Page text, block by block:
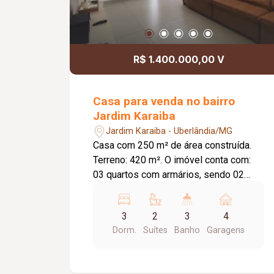
R$ 1.400.000,00 V
Casa para venda no bairro
Jardim Karaiba
Jardim Karaiba - Uberlândia/MG
Casa com 250 m² de área construída.
Terreno: 420 m². O imóvel conta com:
03 quartos com armários, sendo 02
hidromassagem; Sala de TV; Sala de
jantar; Jardim de inverno; Banheiro
social; Cozinha com armários
3
Dorm.
2
Suítes
3
Banho
4
Garagens